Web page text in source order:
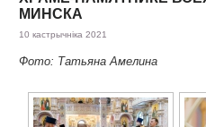
МИНСКА
10 кастрычніка 2021
Фото: Татьяна Амелина